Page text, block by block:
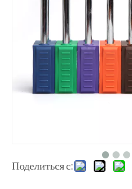
Поделиться с: